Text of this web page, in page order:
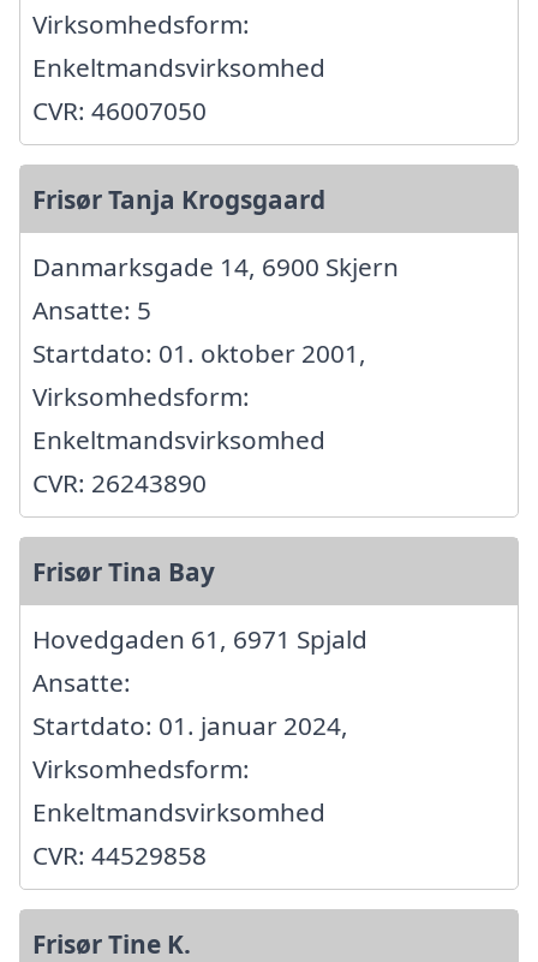
Virksomhedsform:
Enkeltmandsvirksomhed
CVR: 46007050
Frisør Tanja Krogsgaard
Danmarksgade 14, 6900 Skjern
Ansatte: 5
Startdato: 01. oktober 2001,
Virksomhedsform:
Enkeltmandsvirksomhed
CVR: 26243890
Frisør Tina Bay
Hovedgaden 61, 6971 Spjald
Ansatte:
Startdato: 01. januar 2024,
Virksomhedsform:
Enkeltmandsvirksomhed
CVR: 44529858
Frisør Tine K.